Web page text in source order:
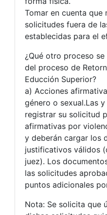
Tomar en cuenta que
solicitudes fuera de
establecidas para el
¿Qué otro proceso
del proceso de
Educción Superior?
a) Acciones
género o sexual.Las
registrar su solicitud
afirmativas por
y deberán cargar los
justificativos válidos
juez). Los
las solicitudes
puntos adicionales
Nota: Se solicita que